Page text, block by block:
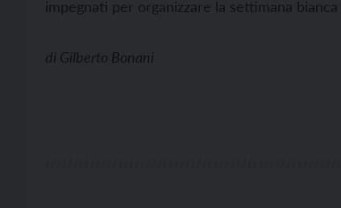
impegnati per organizzare la settimana
di Gilberto Bonani